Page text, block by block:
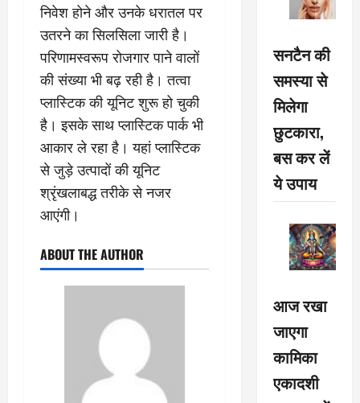
निवेश होने और उनके धरातल पर
उतरने का सिलसिला जारी है।
परिणामस्वरूप रोजगार पाने वालों
की संख्या भी बढ़ रही है। तत्वा
प्लास्टिक की यूनिट शुरू हो चुकी
है। इसके साथ प्लास्टिक पार्क भी
आकार ले रहा है। यहां प्लास्टिक
से जुड़े उत्पादों की यूनिट
श्रृंखलाबद्ध तरीके से नजर
आएंगी।
ABOUT THE AUTHOR
सनटैन की
समस्या से
मिलेगा
छुटकारा,
बस कर लें
ये उपाय
आज रखा
जाएगा
कामिका
एकादशी